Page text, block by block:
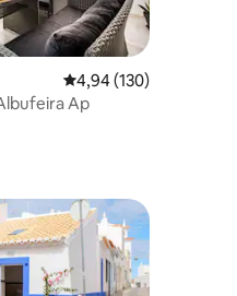
161Średnia ocena: 4,94
4,94 (130)
Ap
Wybór gości